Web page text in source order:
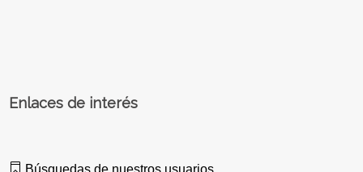
Enlaces de interés